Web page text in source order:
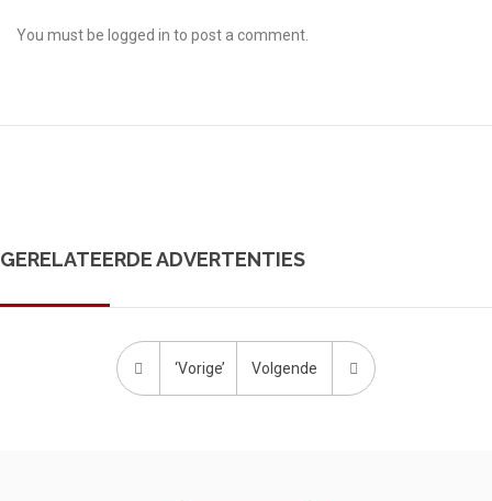
You must be logged in to post a comment.
GERELATEERDE ADVERTENTIES
‘Vorige’ Volgende